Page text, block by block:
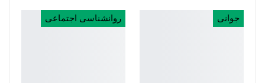
جوانی روانشناسی اجتماعی